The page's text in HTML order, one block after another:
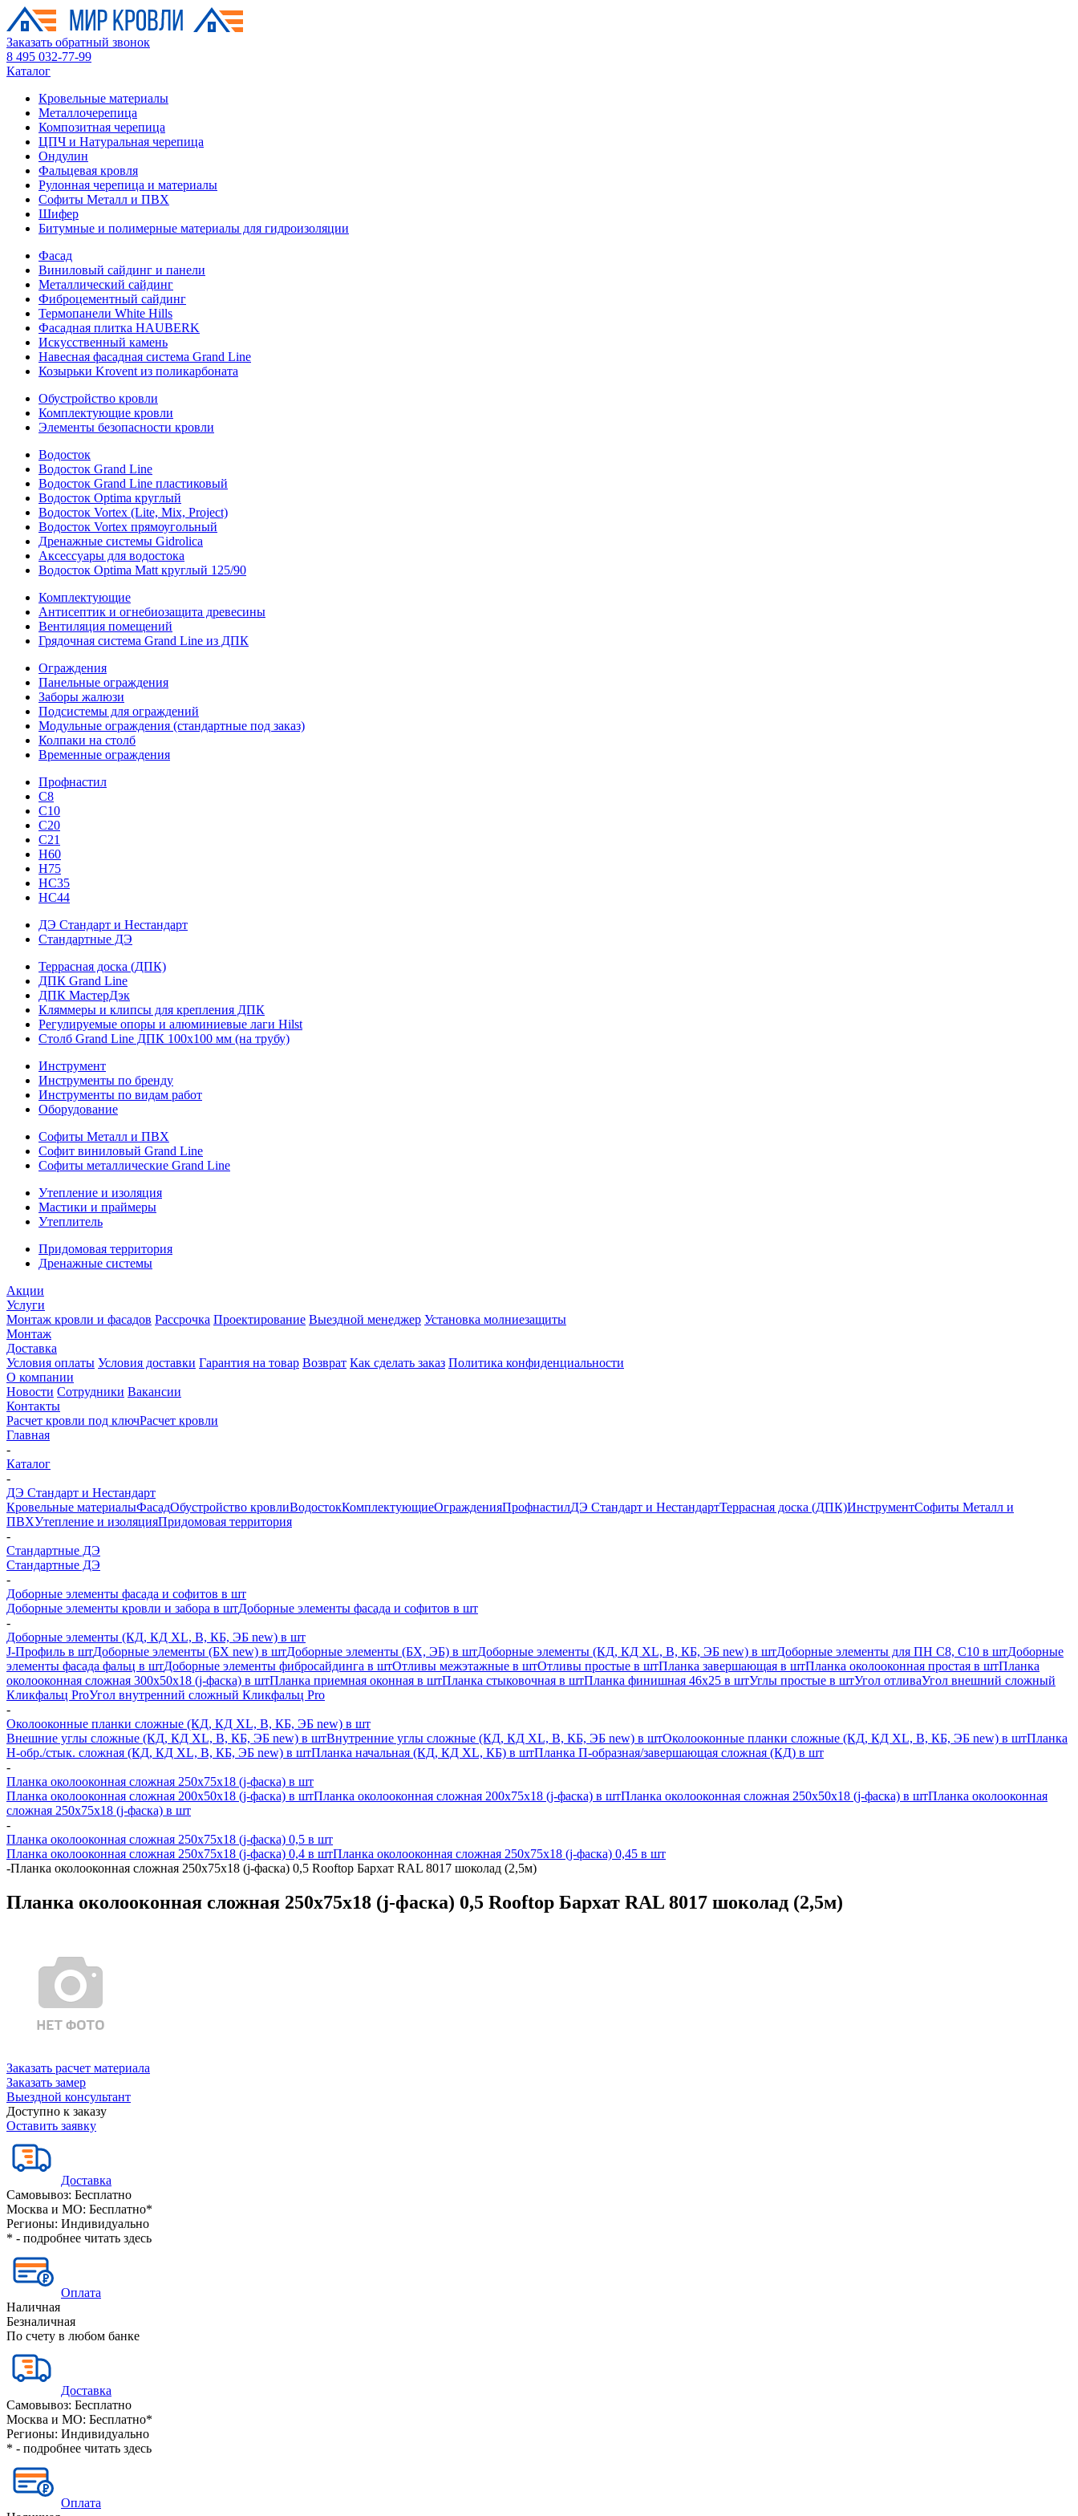
Заказать обратный звонок
8 495 032-77-99
Каталог
Кровельные материалы
Металлочерепица
Композитная черепица
ЦПЧ и Натуральная черепица
Ондулин
Фальцевая кровля
Рулонная черепица и материалы
Софиты Металл и ПВХ
Шифер
Битумные и полимерные материалы для гидроизоляции
Фасад
Виниловый сайдинг и панели
Металлический сайдинг
Фиброцементный сайдинг
Термопанели White Hills
Фасадная плитка HAUBERK
Искусственный камень
Навесная фасадная система Grand Line
Козырьки Krovent из поликарбоната
Обустройство кровли
Комплектующие кровли
Элементы безопасности кровли
Водосток
Водосток Grand Line
Водосток Grand Line пластиковый
Водосток Optima круглый
Водосток Vortex (Lite, Mix, Project)
Водосток Vortex прямоугольный
Дренажные системы Gidrolica
Аксессуары для водостока
Водосток Optima Matt круглый 125/90
Комплектующие
Антисептик и огнебиозащита древесины
Вентиляция помещений
Грядочная система Grand Line из ДПК
Ограждения
Панельные ограждения
Заборы жалюзи
Подсистемы для ограждений
Модульные ограждения (стандартные под заказ)
Колпаки на столб
Временные ограждения
Профнастил
С8
С10
С20
С21
H60
H75
HС35
НС44
ДЭ Стандарт и Нестандарт
Стандартные ДЭ
Террасная доска (ДПК)
ДПК Grand Line
ДПК МастерДэк
Кляммеры и клипсы для крепления ДПК
Регулируемые опоры и алюминиевые лаги Hilst
Столб Grand Line ДПК 100х100 мм (на трубу)
Инструмент
Инструменты по бренду
Инструменты по видам работ
Оборудование
Софиты Металл и ПВХ
Софит виниловый Grand Line
Софиты металлические Grand Line
Утепление и изоляция
Мастики и праймеры
Утеплитель
Придомовая территория
Дренажные системы
Акции
Услуги
Монтаж кровли и фасадов Рассрочка Проектирование Выездной менеджер Установка молниезащиты
Монтаж
Доставка
Условия оплаты Условия доставки Гарантия на товар Возврат Как сделать заказ Политика конфиденциальности
О компании
Новости Сотрудники Вакансии
Контакты
Расчет кровли под ключРасчет кровли
Главная
-
Каталог
-
ДЭ Стандарт и Нестандарт
Кровельные материалыФасадОбустройство кровлиВодостокКомплектующиеОгражденияПрофнастилДЭ Стандарт и НестандартТеррасная доска (ДПК)ИнструментСофиты Металл и
ПВХУтепление и изоляцияПридомовая территория
-
Стандартные ДЭ
Стандартные ДЭ
-
Доборные элементы фасада и софитов в шт
Доборные элементы кровли и забора в штДоборные элементы фасада и софитов в шт
-
Доборные элементы (КД, КД XL, В, КБ, ЭБ new) в шт
J-Профиль в штДоборные элементы (БХ new) в штДоборные элементы (БХ, ЭБ) в штДоборные элементы (КД, КД XL, В, КБ, ЭБ new) в штДоборные элементы для ПН С8, С10 в штДоборные
элементы фасада фальц в штДоборные элементы фибросайдинга в штОтливы межэтажные в штОтливы простые в штПланка завершающая в штПланка околооконная простая в штПланка
околооконная сложная 300х50х18 (j-фаска) в штПланка приемная оконная в штПланка стыковочная в штПланка финишная 46х25 в штУглы простые в штУгол отливаУгол внешний сложный
Кликфальц ProУгол внутренний сложный Кликфальц Pro
-
Околооконные планки сложные (КД, КД XL, В, КБ, ЭБ new) в шт
Внешние углы сложные (КД, КД XL, В, КБ, ЭБ new) в штВнутренние углы сложные (КД, КД XL, В, КБ, ЭБ new) в штОколооконные планки сложные (КД, КД XL, В, КБ, ЭБ new) в штПланка
H-обр./стык. сложная (КД, КД XL, В, КБ, ЭБ new) в штПланка начальная (КД, КД XL, КБ) в штПланка П-образная/завершающая сложная (КД) в шт
-
Планка околооконная сложная 250х75х18 (j-фаска) в шт
Планка околооконная сложная 200х50х18 (j-фаска) в штПланка околооконная сложная 200х75х18 (j-фаска) в штПланка околооконная сложная 250х50х18 (j-фаска) в штПланка околооконная
сложная 250х75х18 (j-фаска) в шт
-
Планка околооконная сложная 250х75х18 (j-фаска) 0,5 в шт
Планка околооконная сложная 250х75х18 (j-фаска) 0,4 в штПланка околооконная сложная 250х75х18 (j-фаска) 0,45 в шт
-Планка околооконная сложная 250х75х18 (j-фаска) 0,5 Rooftop Бархат RAL 8017 шоколад (2,5м)
Планка околооконная сложная 250х75х18 (j-фаска) 0,5 Rooftop Бархат RAL 8017 шоколад (2,5м)
Заказать расчет материала
Заказать замер
Выездной консультант
Доступно к заказу
Оставить заявку
Доставка
Самовывоз: Бесплатно
Москва и МО: Бесплатно*
Регионы: Индивидуально
* - подробнее читать здесь
Оплата
Наличная
Безналичная
По счету в любом банке
Доставка
Самовывоз: Бесплатно
Москва и МО: Бесплатно*
Регионы: Индивидуально
* - подробнее читать здесь
Оплата